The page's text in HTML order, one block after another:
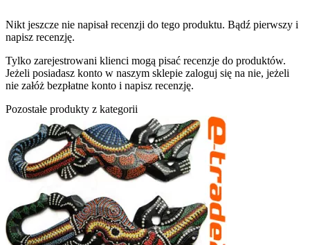
Nikt jeszcze nie napisał recenzji do tego produktu. Bądź pierwszy i
napisz recenzję.
Tylko zarejestrowani klienci mogą pisać recenzje do produktów.
Jeżeli posiadasz konto w naszym sklepie zaloguj się na nie, jeżeli
nie załóż bezpłatne konto i napisz recenzję.
Pozostałe produkty z kategorii